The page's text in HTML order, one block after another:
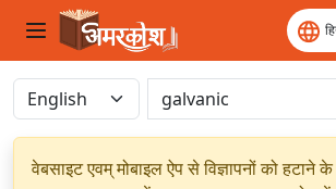
वेबसाइट एवम् मोबाइल ऐप से विज्ञापनों को हटाने